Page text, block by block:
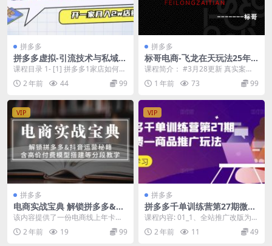
拼多多
拼多多虚拟-引流技术与私域变
现_拼多多教程：开一家月入2
课程目录 1- [1] 拼多多1家店如何实
现月入2W 1.mp4 2- [2]开...
2 年前 44 99
拼多多
标哥电商-飞龙在天玩法25年3
月最新
课程简介： #3月28更新 真实案
例，直播全流程链接的黄金sku布局
原价操作六个...
1 年前 73 99
VIP
拼多多
电商实战宝典 解锁拼多多&抖
音运营秘籍 含高价付费模型搭
建等分段教学
该内容提供了一份电商线上年卡服
务，包括2大平台（可能是指拼多多
和抖音）的9个版块...
2 年前 19 99
VIP
拼多多
拼多多千单训练营第27期微付
费—商品推广玩法
课程内容: 01_1、全站推广改版为商
品推广后新品入池方法 02_2、商品
推广一...
2 年前 11 49